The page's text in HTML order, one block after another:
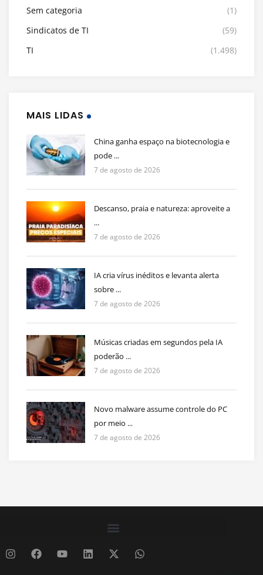
Sem categoria
(1)
Sindicatos de TI
(59)
TI
(1.498)
MAIS LIDAS
China ganha espaço na biotecnologia e
pode ...
7 de agosto de 2026
Descanso, praia e natureza: aproveite a
...
7 de agosto de 2026
IA cria vírus inéditos e levanta alerta
sobre ...
7 de agosto de 2026
Músicas criadas em segundos pela IA
poderão ...
7 de agosto de 2026
Novo malware assume controle do PC
por meio ...
7 de agosto de 2026